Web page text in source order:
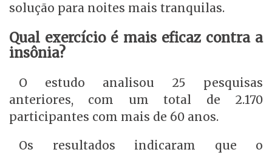
solução para noites mais tranquilas.
Qual exercício é mais eficaz contra a
insônia?
O estudo analisou 25 pesquisas
anteriores, com um total de 2.170
participantes com mais de 60 anos.
Os resultados indicaram que o